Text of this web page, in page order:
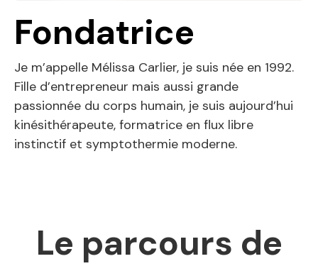
Fondatrice
Je m’appelle Mélissa Carlier, je suis née en 1992.
Fille d’entrepreneur mais aussi grande
passionnée du corps humain, je suis aujourd’hui
kinésithérapeute, formatrice en flux libre
instinctif et symptothermie moderne.
Le parcours de